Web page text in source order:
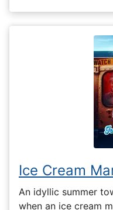
Ice Cream
An idyllic summer
when an ice cream